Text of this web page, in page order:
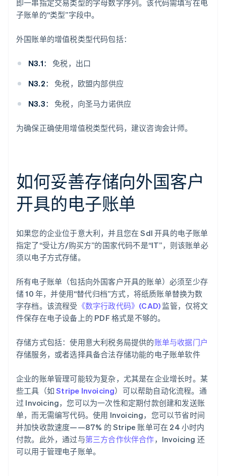
即一串指定交易类型的字母数字序列。该代码需填写在电
子账单的“类型”字段中。
外国账单的增值税类型代码包括：
N3.1：
免税，出口
N3.2：
免税，欧盟内部供应
N3.3：
免税，向圣马力诺供应
为确保正确使用增值税类型代码，建议咨询会计师。
如何妥善存储向外国客户
开具的电子账单
如果您的企业位于意大利，并且您在 SdI 开具的电子账单
指定了“受让方/购买方”的国家代码不是“IT”，则该账单必
须以电子方式存储。
所有电子账单（包括向外国客户开具的账单）必须至少存
储 10 年，并使用“替代归档”方式，将纸质账单替换为数
字存档。该流程受 《数字行政代码》(CAD) 监管，仅将文
件保存在电子设备上的 PDF 格式是不够的。
存储方式包括：使用意大利税务局提供的账单与收据门户
存储服务，或者选择具备合法存储功能的电子账单软件
企业的账单管理可能较为复杂，尤其是在企业增长时。某
些工具（如Stripe Invoicing）可以帮助自动化流程。通
过 Invoicing，您可以为一次性和定期付款创建和发送账
单，而无需编写代码。使用 Invoicing，您可以节省时间
并加快收款速度——87% 的 Stripe 账单可在 24 小时内
付款。此外，通过与第三方合作伙伴合作，Invoicing 还
可以用于管理电子账单。